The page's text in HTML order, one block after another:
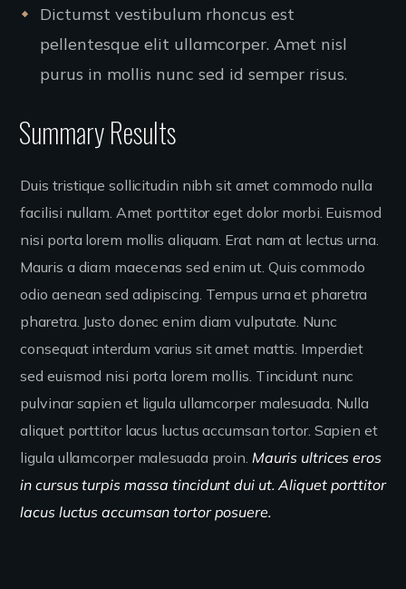
Dictumst vestibulum rhoncus est
pellentesque elit ullamcorper. Amet nisl
purus in mollis nunc sed id semper risus.
Summary Results
Duis tristique sollicitudin nibh sit amet commodo nulla
facilisi nullam. Amet porttitor eget dolor morbi. Euismod
nisi porta lorem mollis aliquam. Erat nam at lectus urna.
Mauris a diam maecenas sed enim ut. Quis commodo
odio aenean sed adipiscing. Tempus urna et pharetra
pharetra. Justo donec enim diam vulputate. Nunc
consequat interdum varius sit amet mattis. Imperdiet
sed euismod nisi porta lorem mollis. Tincidunt nunc
pulvinar sapien et ligula ullamcorper malesuada. Nulla
aliquet porttitor lacus luctus accumsan tortor. Sapien et
ligula ullamcorper malesuada proin. Mauris ultrices eros
in cursus turpis massa tincidunt dui ut. Aliquet porttitor
lacus luctus accumsan tortor posuere.